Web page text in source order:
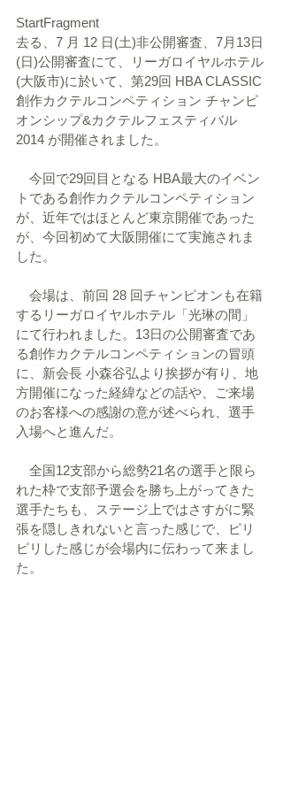
StartFragment
去る、7 月 12 日(土)非公開審査、7月13日
(日)公開審査にて、リーガロイヤルホテル
(大阪市)に於いて、第29回 HBA CLASSIC
創作カクテルコンペティション チャンピ
オンシップ&カクテルフェスティバル
2014 が開催されました。
今回で29回目となる HBA最大のイベン
トである創作カクテルコンペティション
が、近年ではほとんど東京開催であった
が、今回初めて大阪開催にて実施されま
した。
会場は、前回 28 回チャンピオンも在籍
するリーガロイヤルホテル「光琳の間」
にて行われました。13日の公開審査であ
る創作カクテルコンペティションの冒頭
に、新会長 小森谷弘より挨拶が有り、地
方開催になった経緯などの話や、ご来場
のお客様への感謝の意が述べられ、選手
入場へと進んだ。
全国12支部から総勢21名の選手と限ら
れた枠で支部予選会を勝ち上がってきた
選手たちも、ステージ上ではさすがに緊
張を隠しきれないと言った感じで、ピリ
ピリした感じが会場内に伝わって来まし
た。